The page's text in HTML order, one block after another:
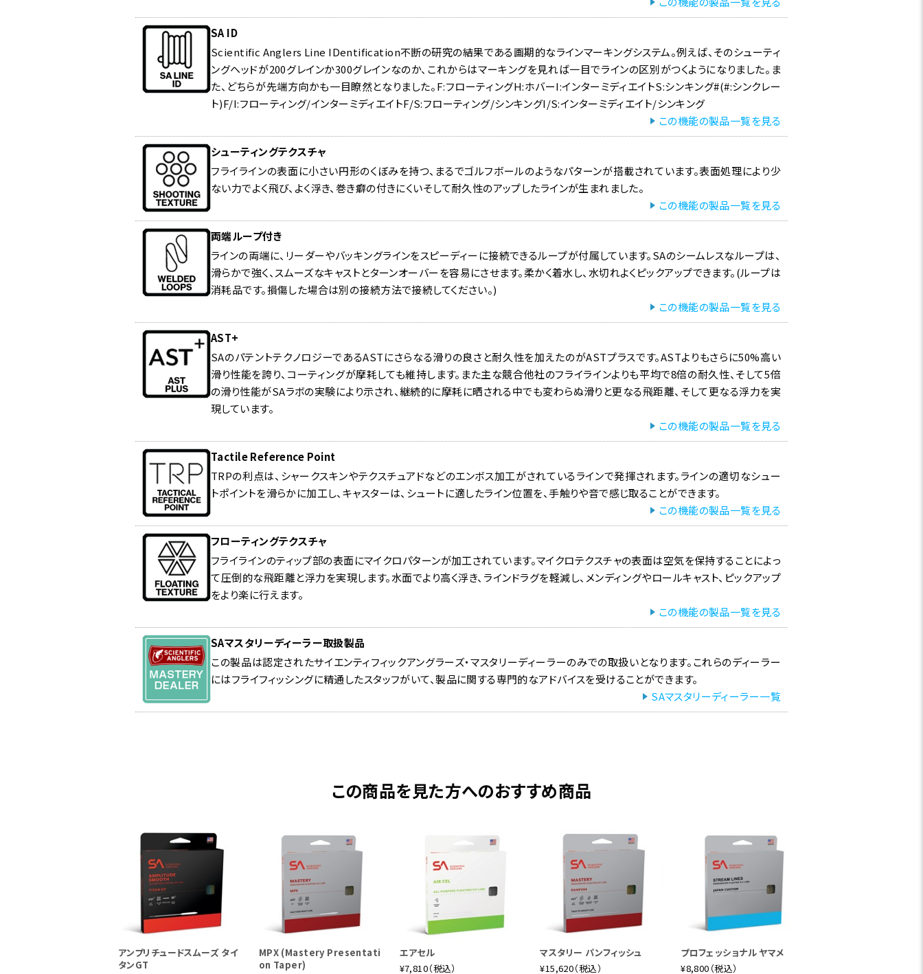
SA ID
Scientific Anglers Line IDentification不断の研究の結果である画期的なラインマーキングシステム。例えば、そのシューティ
ングヘッドが200グレインか300グレインなのか、これからはマーキングを見れば一目でラインの区別がつくようになりました。ま
た、どちらが先端方向かも一目瞭然となりました。F:フローティングH:ホバーI:インターミディエイトS:シンキング#(#:シンクレー
ト)F/I:フローティング/インターミディエイトF/S:フローティング/シンキングI/S:インターミディエイト/シンキング
この機能の製品一覧を見る
シューティングテクスチャ
フライラインの表面に小さい円形のくぼみを持つ、まるでゴルフボールのようなパターンが搭載されています。表面処理により少
ない力でよく飛び、よく浮き、巻き癖の付きにくいそして耐久性のアップしたラインが生まれました。
この機能の製品一覧を見る
両端ループ付き
ラインの両端に、リーダーやバッキングラインをスピーディーに接続できるループが付属しています。SAのシームレスなループは、
滑らかで強く、スムーズなキャストとターンオーバーを容易にさせます。柔かく着水し、水切れよくピックアップできます。(ループは
消耗品です。損傷した場合は別の接続方法で接続してください。)
この機能の製品一覧を見る
AST+
SAのパテントテクノロジーであるASTにさらなる滑りの良さと耐久性を加えたのがASTプラスです。ASTよりもさらに50%高い
滑り性能を誇り、コーティングが摩耗しても維持します。また主な競合他社のフライラインよりも平均で8倍の耐久性、そして5倍
の滑り性能がSAラボの実験により示され、継続的に摩耗に晒される中でも変わらぬ滑りと更なる飛距離、そして更なる浮力を実
現しています。
この機能の製品一覧を見る
Tactile Reference Point
TRPの利点は、シャークスキンやテクスチュアドなどのエンボス加工がされているラインで発揮されます。ラインの適切なシュー
トポイントを滑らかに加工し、キャスターは、シュートに適したライン位置を、手触りや音で感じ取ることができます。
この機能の製品一覧を見る
フローティングテクスチャ
フライラインのティップ部の表面にマイクロパターンが加工されています。マイクロテクスチャの表面は空気を保持することによっ
て圧倒的な飛距離と浮力を実現します。水面でより高く浮き、ラインドラグを軽減し、メンディングやロールキャスト、ピックアップ
をより楽に行えます。
この機能の製品一覧を見る
SAマスタリーディーラー取扱製品
この製品は認定されたサイエンティフィックアングラーズ・マスタリーディーラーのみでの取扱いとなります。これらのディーラー
にはフライフィッシングに精通したスタッフがいて、製品に関する専門的なアドバイスを受けることができます。
SAマスタリーディーラー一覧
この商品を見た方へのおすすめ商品
アンプリチュードスムーズ タイ
タンGT
MPX (Mastery Presentati
on Taper)
エアセル
¥7,810（税込）
マスタリー パンフィッシュ
¥15,620（税込）
プロフェッショナル ヤマメ
¥8,800（税込）